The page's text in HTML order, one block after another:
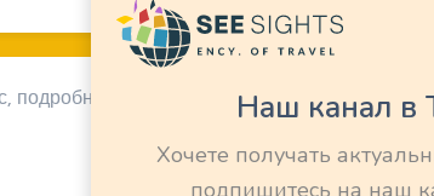
Наш канал в
Хочете получать
подпишитесь на наш